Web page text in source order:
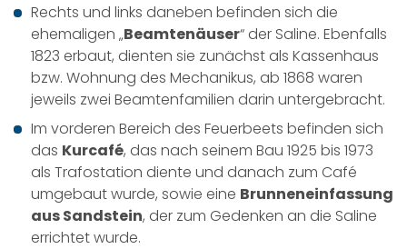
Rechts und links daneben befinden sich die
ehemaligen „Beamtenäuser“ der Saline. Ebenfalls
1823 erbaut, dienten sie zunächst als Kassenhaus
bzw. Wohnung des Mechanikus, ab 1868 waren
jeweils zwei Beamtenfamilien darin untergebracht.
Im vorderen Bereich des Feuerbeets befinden sich
das Kurcafé, das nach seinem Bau 1925 bis 1973
als Trafostation diente und danach zum Café
umgebaut wurde, sowie eine Brunneneinfassung
aus Sandstein, der zum Gedenken an die Saline
errichtet wurde.